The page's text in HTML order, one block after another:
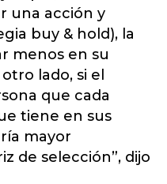
una acción y
buy & hold), la
menos en su
lado, si el
que cada
tiene en sus
mayor
de selección”, dijo